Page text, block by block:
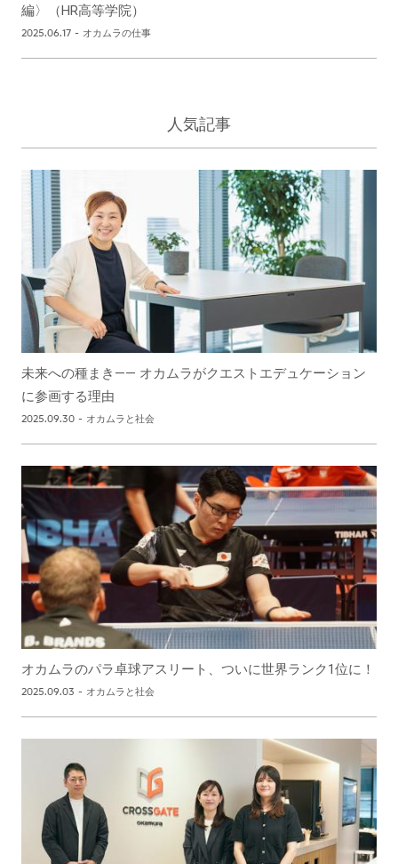
編〉（HR高等学院）
2025.06.17 - オカムラの仕事
人気記事
未来への種まき―― オカムラがクエストエデュケーション
に参画する理由
2025.09.30 - オカムラと社会
オカムラのパラ卓球アスリート、ついに世界ランク1位に！
2025.09.03 - オカムラと社会